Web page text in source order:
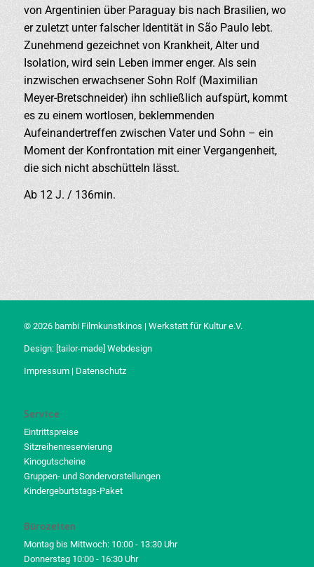
von Argentinien über Paraguay bis nach Brasilien, wo
er zuletzt unter falscher Identität in São Paulo lebt.
Zunehmend gezeichnet von Krankheit, Alter und
Isolation, wird sein Leben immer enger. Als sein
inzwischen erwachsener Sohn Rolf (Maximilian
Meyer-Bretschneider) ihn schließlich aufspürt, kommt
es zu einem wortlosen, beklemmenden
Aufeinandertreffen zwischen Vater und Sohn – ein
Moment der Konfrontation mit einer Vergangenheit,
die sich nicht abschütteln lässt.
Ab 12 J. / 136min.
© 2026 bambi Filmkunstkinos | Werkstatt für Kultur e.V.
Design: [tailor-made] Webdesign
Impressum| Datenschutz
Service
Eintrittspreise
Sitzreihenreservierung
Kinogutscheine
Gruppen- und Sondervorstellungen
Kindergeburtstags-Paket
Bürozeiten
Montag bis Mittwoch: 10:00 - 13:30 Uhr
Donnerstag 10:00 - 16:30 Uhr